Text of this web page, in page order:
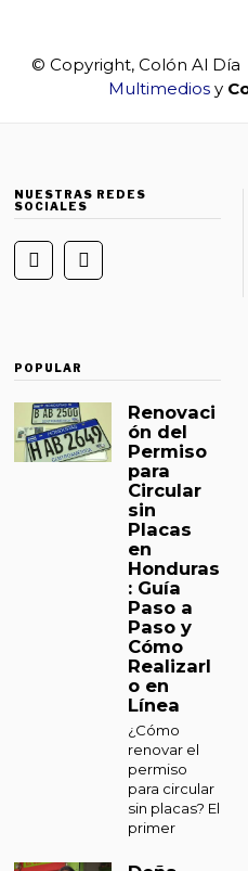
© Copyright, Colón Al
Multimediosy
NUESTRAS REDES
SOCIALES
POPULAR
Renovaci
ón del
Permiso
para
Circular
sin
Placas
en
Honduras
: Guía
Paso a
Paso y
Cómo
Realizarl
o en
Línea
¿Cómo
renovar el
permiso
para circular
sin placas? El
primer